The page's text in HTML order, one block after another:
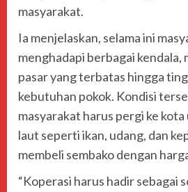
masyarakat.
Ia menjelaskan, selama ini
menghadapi berbagai kendala,
pasar yang terbatas hingga
kebutuhan pokok. Kondisi
masyarakat harus pergi ke
laut seperti ikan, udang, dan
membeli sembako dengan
“Koperasi harus hadir sebagai